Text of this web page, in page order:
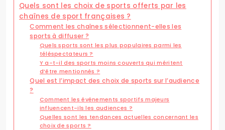
Quels sont les choix de sports offerts par les
chaînes de sport françaises ?
Comment les chaînes sélectionnent-elles les
sports à diffuser ?
Quels sports sont les plus populaires parmi les
téléspectateurs ?
Y a-t-il des sports moins couverts qui méritent
d’être mentionnés ?
Quel est l’impact des choix de sports sur l’audience
?
Comment les événements sportifs majeurs
influencent-ils les audiences ?
Quelles sont les tendances actuelles concernant les
choix de sports ?